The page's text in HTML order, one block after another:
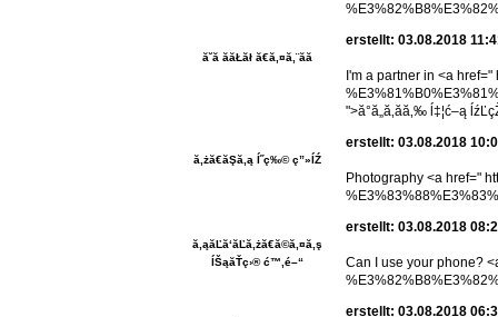
ă˘ă ăăŁăł ă€ă‚¤ă‚¨ăă
erstellt: 03.08.2018
I'm a partner in <a
">ă°ă„ă‚ăă‚‰ ĺ‡¦ć–ą
ă‚żă€ăŞă‚ą ĺ˝ç‰© ç”»ĺŹ
erstellt: 03.08.2018
Photography <a href="
ă‚ąăĽă‘ăĽă‚żă€ă©ă‚¤ă‚ş
ĺŠąăŤç›® ć™‚é–“
erstellt: 03.08.2018
Can I use your phone?
erstellt: 03.08.2018